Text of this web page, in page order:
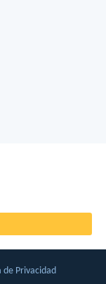
de Privacidad